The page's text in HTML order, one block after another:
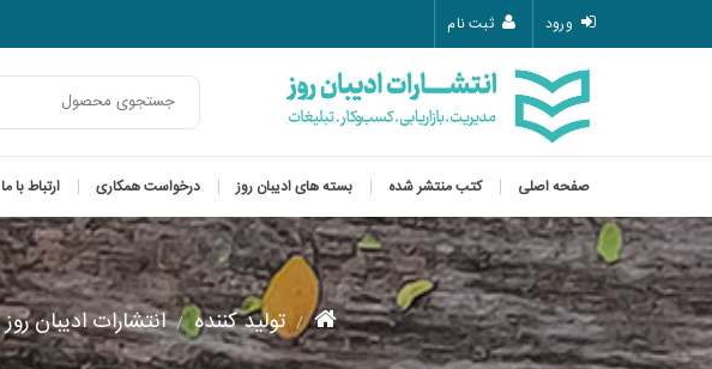
ورود ثبت نام
صفحه اصلی کتب منتشر شده بسته های ادیبان روز درخواست همکاری ارتباط با ما
تولید کننده انتشارات ادیبان روز